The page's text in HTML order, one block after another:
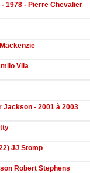
1978 - Pierre Chevalier
Vila
Jackson - 2001 à 2003
JJ Stomp
Robert Stephens